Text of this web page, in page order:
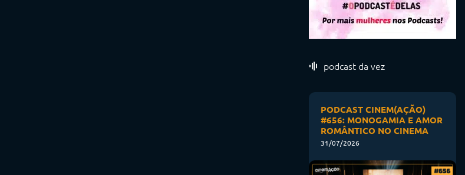
podcast da vez
PODCAST CINEM(AÇÃO)
#656: MONOGAMIA E AMOR
ROMÂNTICO NO CINEMA
31/07/2026